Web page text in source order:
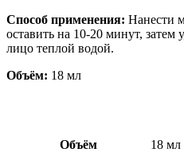
Способ применения: Нанести
оставить на 10-20 минут, затем
лицо теплой водой.
Объём: 18 мл
Объём 18 мл